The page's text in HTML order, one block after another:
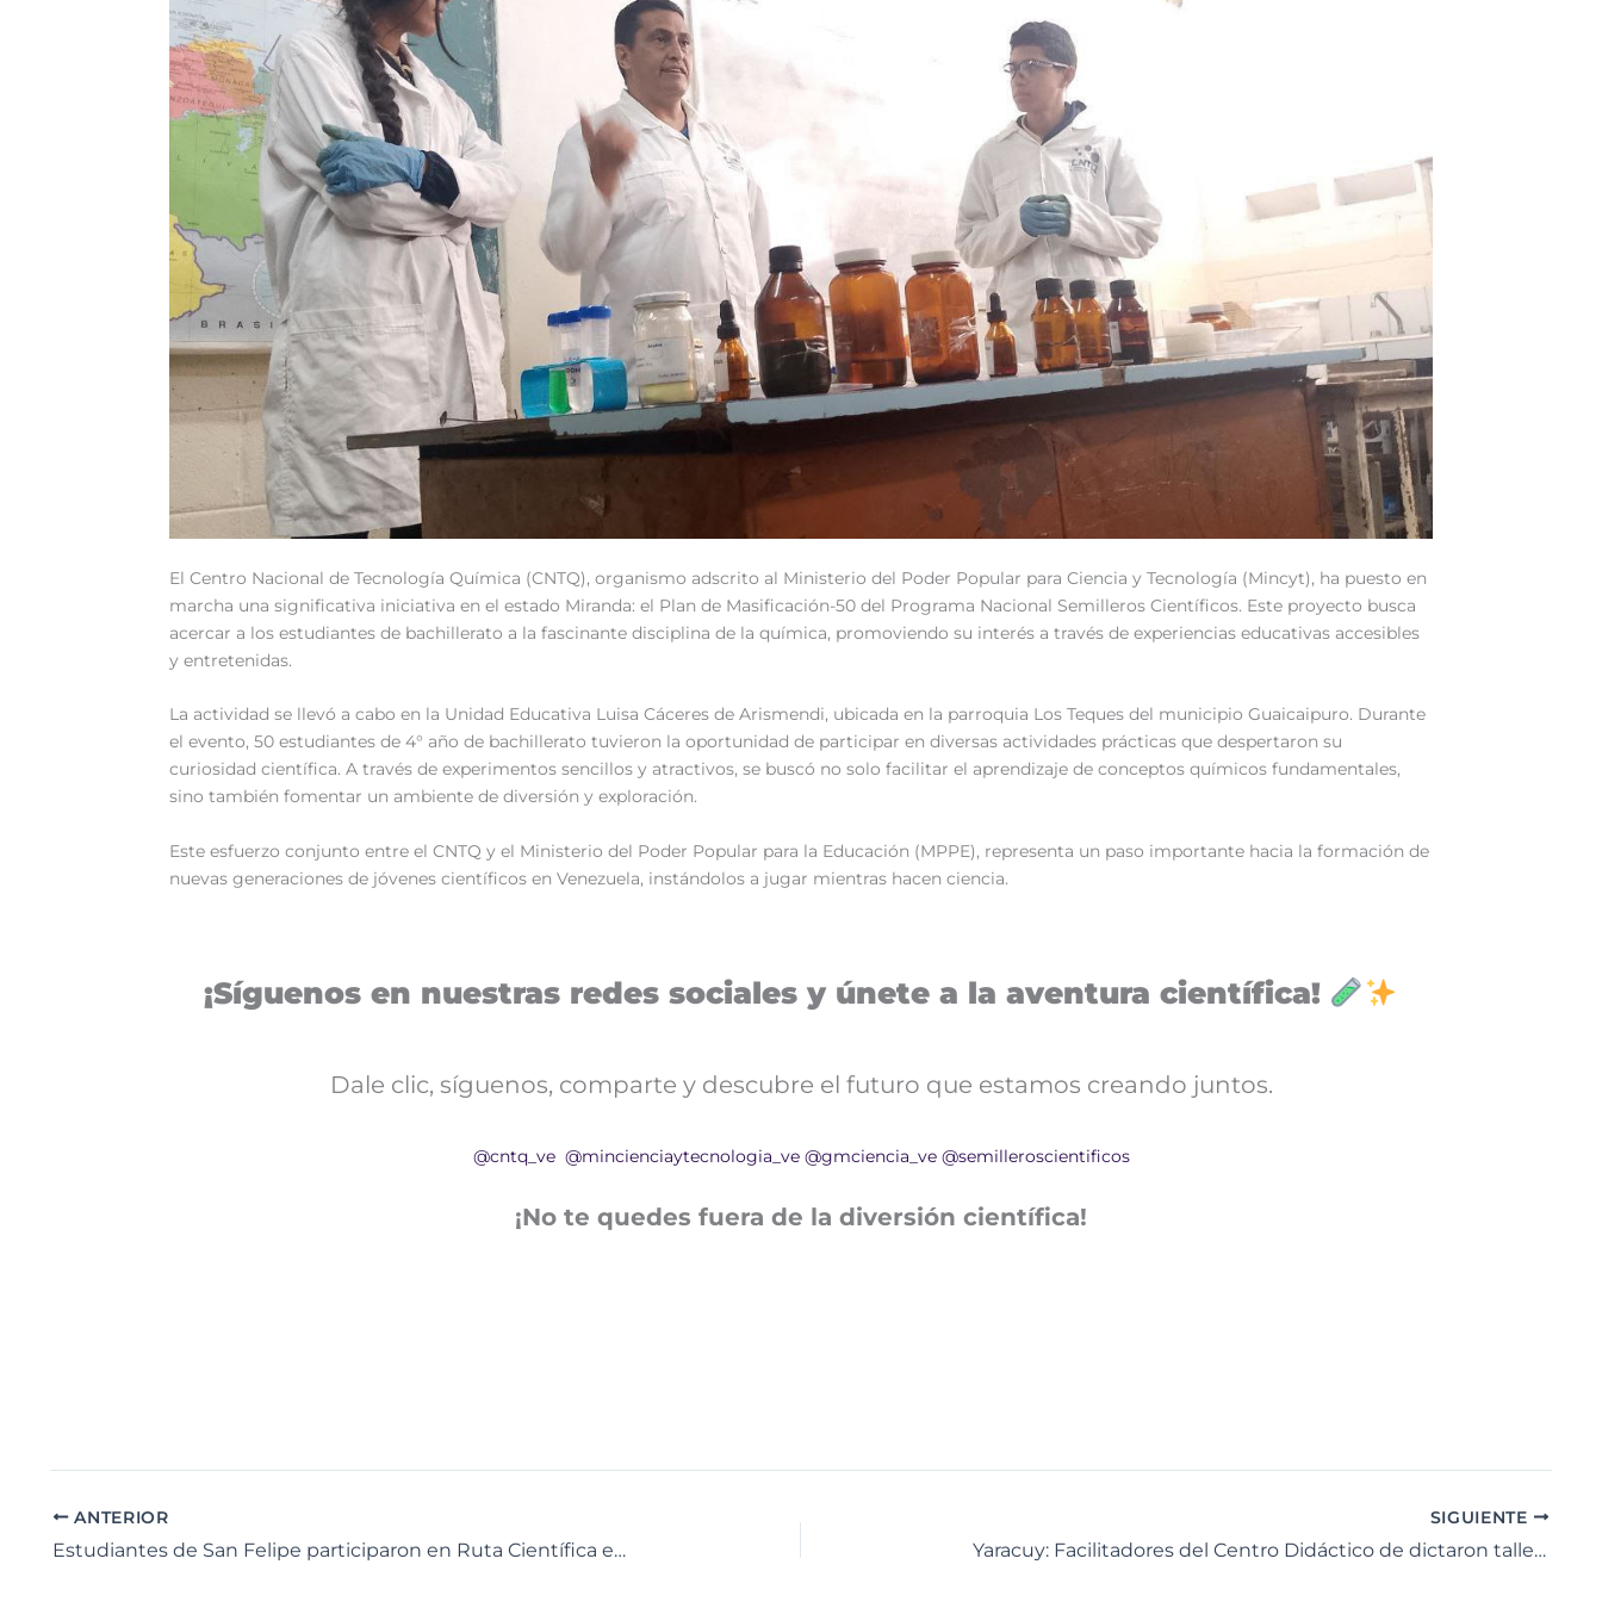
El Centro Nacional de Tecnología Química (CNTQ), organismo adscrito al Ministerio del Poder Popular para Ciencia y Tecnología (Mincyt), ha puesto en
marcha una significativa iniciativa en el estado Miranda: el Plan de Masificación-50 del Programa Nacional Semilleros Científicos. Este proyecto busca
acercar a los estudiantes de bachillerato a la fascinante disciplina de la química, promoviendo su interés a través de experiencias educativas accesibles
y entretenidas.
La actividad se llevó a cabo en la Unidad Educativa Luisa Cáceres de Arismendi, ubicada en la parroquia Los Teques del municipio Guaicaipuro. Durante
el evento, 50 estudiantes de 4° año de bachillerato tuvieron la oportunidad de participar en diversas actividades prácticas que despertaron su
curiosidad científica. A través de experimentos sencillos y atractivos, se buscó no solo facilitar el aprendizaje de conceptos químicos fundamentales,
sino también fomentar un ambiente de diversión y exploración.
Este esfuerzo conjunto entre el CNTQ y el Ministerio del Poder Popular para la Educación (MPPE), representa un paso importante hacia la formación de
nuevas generaciones de jóvenes científicos en Venezuela, instándolos a jugar mientras hacen ciencia.
¡Síguenos en nuestras redes sociales y únete a la aventura científica!
Dale clic, síguenos, comparte y descubre el futuro que estamos creando juntos.
@cntq_ve @mincienciaytecnologia_ve @gmciencia_ve @semilleroscientificos
¡No te quedes fuera de la diversión científica!
ANTERIOR
Estudiantes de San Felipe participaron en Ruta Científica en el Centro Didáctico de Yaracuy
SIGUIENTE
Yaracuy: Facilitadores del Centro Didáctico de dictaron talleres de ciencia en los municipios Urachiche y Veroes